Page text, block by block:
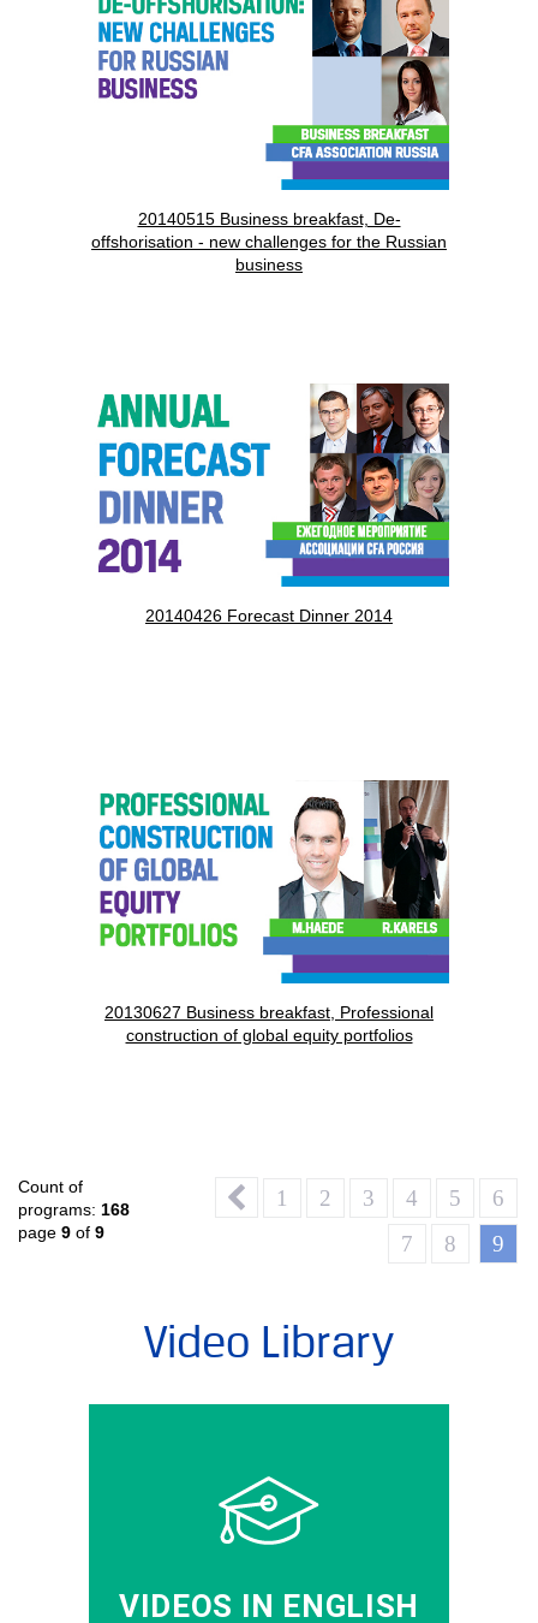
20140515 Business breakfast, De-
offshorisation - new challenges for the Russian
business
20140426 Forecast Dinner 2014
20130627 Business breakfast, Professional
construction of global equity portfolios
Count of
programs: 168
page 9 of 9
1 2 3 4 5
6
7
8 9
Video Library
VIDEOS IN ENGLISH